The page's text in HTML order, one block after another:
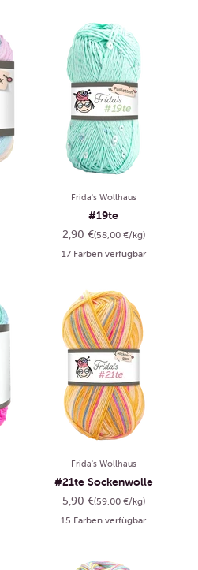
Frida's Wollhaus
#19te
Angebot
2,90 €(58,00 €/kg)
17 Farben verfügbar
Frida's Wollhaus
#21te Sockenwolle
Angebot
5,90 €(59,00 €/kg)
15 Farben verfügbar